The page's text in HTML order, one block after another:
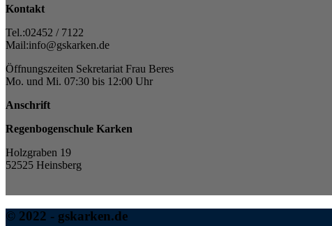
Kontakt
Tel.:02452 / 7122
Mail:info@gskarken.de
Öffnungszeiten Sekretariat Frau Beres
Mo. und Mi. 07:30 bis 12:00 Uhr
Anschrift
Regenbogenschule Karken
Holzgraben 19
52525 Heinsberg
© 2022 - gskarken.de